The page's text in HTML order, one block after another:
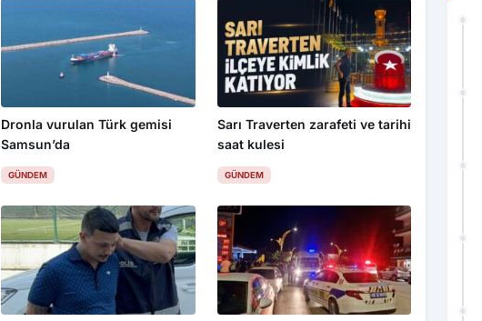
Dronla vurulan Türk gemisi
Samsun’da
GÜNDEM
Sarı Traverten zarafeti ve tarihi
saat kulesi
GÜNDEM